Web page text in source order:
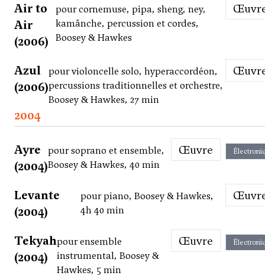
Air to
Air
(2006)
pour cornemuse, pipa, sheng, ney,
kamânche, percussion et cordes,
Boosey & Hawkes
Azul
(2006)
pour violoncelle solo, hyperaccordéon,
percussions traditionnelles et orchestre,
Boosey & Hawkes, 27 min
2004
Ayre
(2004)
pour soprano et ensemble,
Boosey & Hawkes, 40 min
Œuvre
Levante
(2004)
pour piano, Boosey & Hawkes,
4h 40 min
Tekyah
(2004)
pour ensemble
instrumental, Boosey &
Hawkes, 5 min
Œuvre